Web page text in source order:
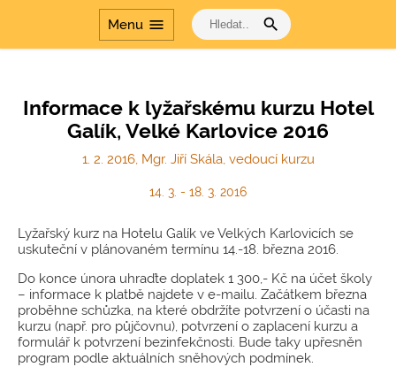
Menu menu search
laboratoře v
gymnáziích
profesnímu rozvoji
Šablony
Dvakrát měř a jednou
dějinami - období
komunismu
Informace k lyžařskému kurzu Hotel
Galík, Velké Karlovice 2016
1. 2. 2016, Mgr. Jiří Skála, vedoucí kurzu
14. 3. - 18. 3. 2016
Lyžařský kurz na Hotelu Galík ve Velkých Karlovicích se
uskuteční v plánovaném termínu 14.-18. března 2016.
Do konce února uhraďte doplatek 1 300,- Kč na účet školy
– informace k platbě najdete v e-mailu. Začátkem března
proběhne schůzka, na které obdržíte potvrzení o účasti na
kurzu (např. pro půjčovnu), potvrzení o zaplacení kurzu a
formulář k potvrzení bezinfekčnosti. Bude taky upřesněn
program podle aktuálních sněhových podmínek.